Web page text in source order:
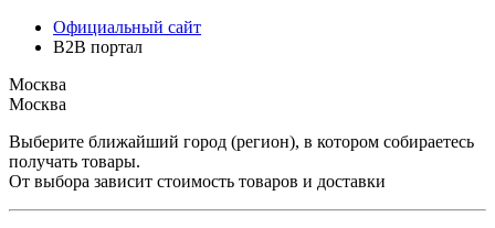
Официальный сайт
B2B портал
Москва
Москва
Выберите ближайший город (регион), в котором собираетесь
получать товары.
От выбора зависит стоимость товаров и доставки